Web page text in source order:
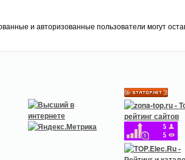
и авторизованные пользователи могут